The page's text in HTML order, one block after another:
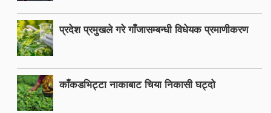
प्रदेश प्रमुखले गरे गाँजासम्बन्धी विधेयक प्रमाणीकरण
काँकडभिट्टा नाकाबाट चिया निकासी घट्दो